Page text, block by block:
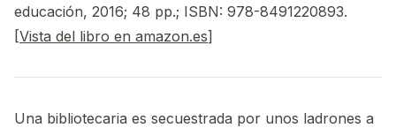
educación, 2016; 48 pp.; ISBN: 978-8491220893.
[Vista del libro en amazon.es]
Una bibliotecaria es secuestrada por unos ladrones a